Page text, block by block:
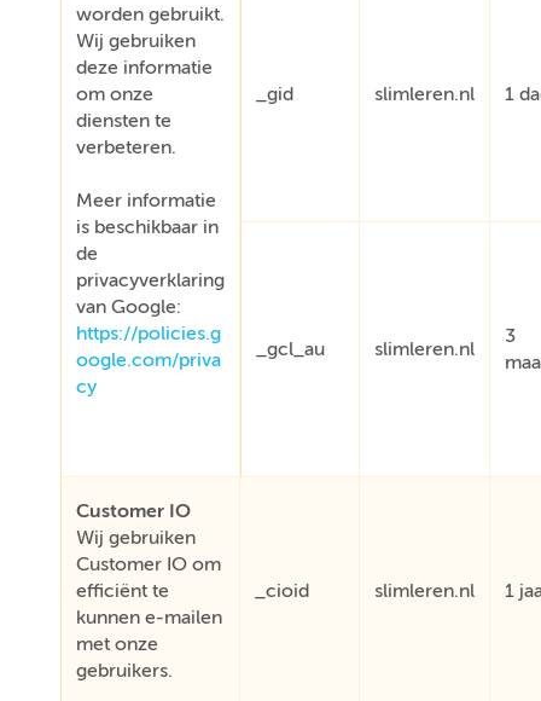
worden gebruikt.
Wij gebruiken
deze informatie
om onze
diensten te
verbeteren.
Meer informatie
is beschikbaar in
de
privacyverklaring
van Google:
https://policies.g
oogle.com/priva
cy
_gid slimleren.nl 1
_gcl_au slimleren.nl
3
Customer IO
Wij gebruiken
Customer IO om
efficiënt te
kunnen e-mailen
met onze
gebruikers.
_cioid slimleren.nl 1